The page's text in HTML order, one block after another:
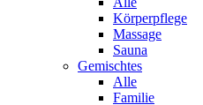
Körperpflege
Massage
Sauna
Gemischtes
Alle
Familie